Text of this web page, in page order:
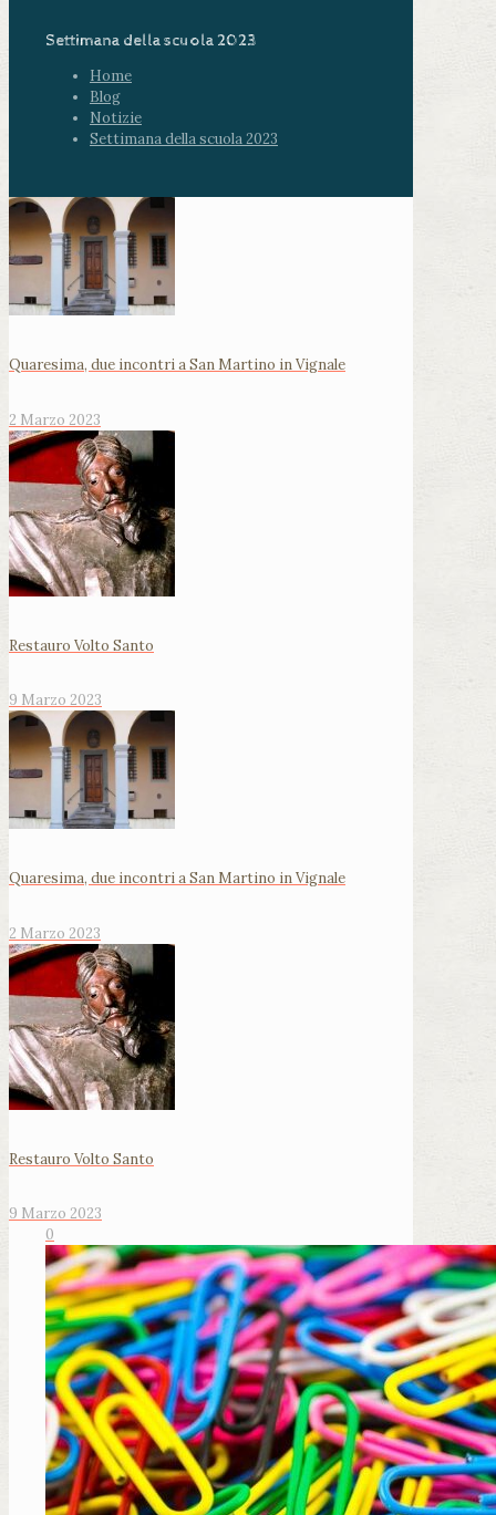
Settimana della scuola 2023
Home
Blog
Notizie
Settimana della scuola 2023
Quaresima, due incontri a San Martino in Vignale
2 Marzo 2023
Restauro Volto Santo
9 Marzo 2023
Quaresima, due incontri a San Martino in Vignale
2 Marzo 2023
Restauro Volto Santo
9 Marzo 2023
0